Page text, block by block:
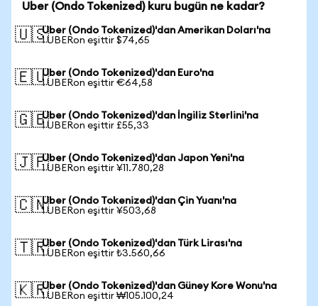
Uber (Ondo Tokenized) kuru bugün ne kadar?
🇺🇸Uber (Ondo Tokenized)'dan Amerikan Doları'na
1 UBERon eşittir $74,65
🇪🇺Uber (Ondo Tokenized)'dan Euro'na
1 UBERon eşittir €64,58
🇬🇧Uber (Ondo Tokenized)'dan İngiliz Sterlini'na
1 UBERon eşittir £55,33
🇯🇵Uber (Ondo Tokenized)'dan Japon Yeni'na
1 UBERon eşittir ¥11.780,28
🇨🇳Uber (Ondo Tokenized)'dan Çin Yuanı'na
1 UBERon eşittir ¥503,68
🇹🇷Uber (Ondo Tokenized)'dan Türk Lirası'na
1 UBERon eşittir ₺3.560,66
🇰🇷Uber (Ondo Tokenized)'dan Güney Kore Wonu'na
1 UBERon eşittir ₩105.100,24